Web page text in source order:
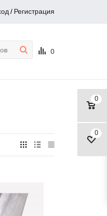
/ Регистрация
0
0
0